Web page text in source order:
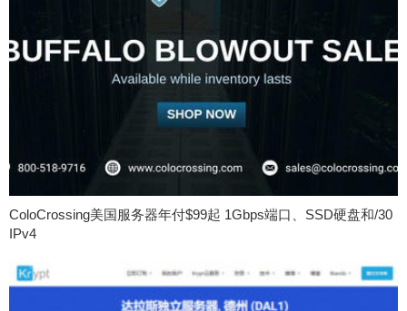
ColoCrossing美国服务器年付$99起 1Gbps端口、SSD硬盘和/30
IPv4